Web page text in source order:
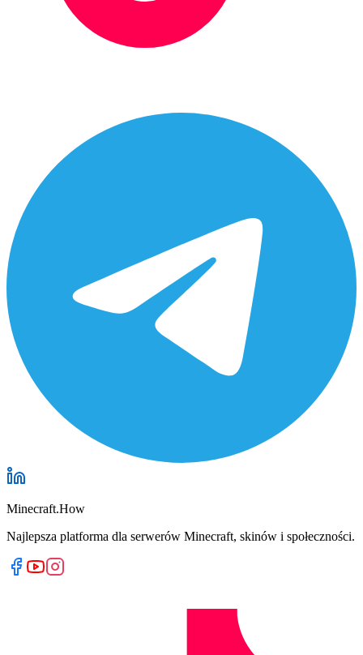
Minecraft.How
Najlepsza platforma dla serwerów Minecraft, skinów i społeczności.